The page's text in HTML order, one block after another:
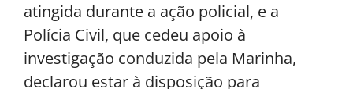
atingida durante a ação policial, e a
Polícia Civil, que cedeu apoio à
investigação conduzida pela Marinha,
declarou estar à disposição para